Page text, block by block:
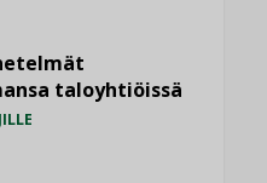
taloyhtiöissä